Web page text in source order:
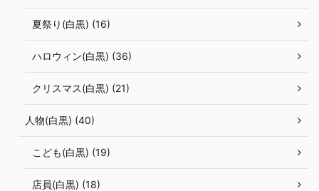
夏祭り(白黒) (16)
ハロウィン(白黒) (36)
クリスマス(白黒) (21)
人物(白黒) (40)
こども(白黒) (19)
店員(白黒) (18)